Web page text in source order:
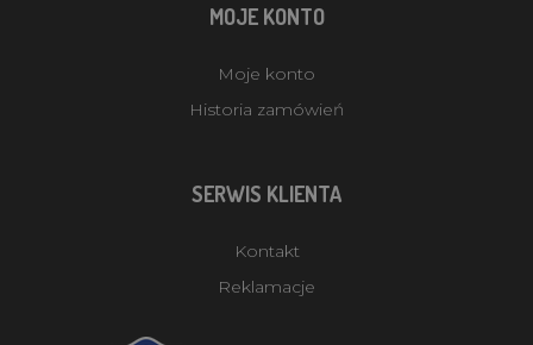
MOJE KONTO
Moje konto
Historia zamówień
SERWIS KLIENTA
Kontakt
Reklamacje